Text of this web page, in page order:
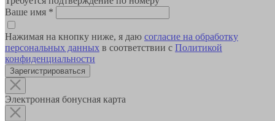
Ваше имя *
Нажимая на кнопку ниже, я даю согласие на обработку
персональных данных в соответствии с Политикой
конфиденциальности
Зарегистрироваться
Электронная бонусная карта